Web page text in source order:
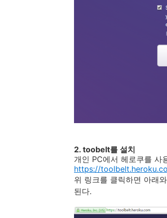
2. toobelt를 설치
개인 PC에서 헤로쿠를
https://
위 링크를 클릭하면 아래
된다.